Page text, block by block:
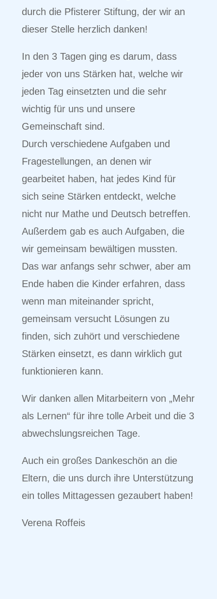
durch die Pfisterer Stiftung, der wir an
dieser Stelle herzlich danken!
In den 3 Tagen ging es darum, dass
jeder von uns Stärken hat, welche wir
jeden Tag einsetzten und die sehr
wichtig für uns und unsere
Gemeinschaft sind.
Durch verschiedene Aufgaben und
Fragestellungen, an denen wir
gearbeitet haben, hat jedes Kind für
sich seine Stärken entdeckt, welche
nicht nur Mathe und Deutsch betreffen.
Außerdem gab es auch Aufgaben, die
wir gemeinsam bewältigen mussten.
Das war anfangs sehr schwer, aber am
Ende haben die Kinder erfahren, dass
wenn man miteinander spricht,
gemeinsam versucht Lösungen zu
finden, sich zuhört und verschiedene
Stärken einsetzt, es dann wirklich gut
funktionieren kann.
Wir danken allen Mitarbeitern von „Mehr
als Lernen“ für ihre tolle Arbeit und die 3
abwechslungsreichen Tage.
Auch ein großes Dankeschön an die
Eltern, die uns durch ihre Unterstützung
ein tolles Mittagessen gezaubert haben!
Verena Roffeis